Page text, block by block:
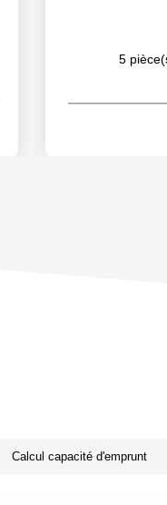
5
Calcul capacité d'emprunt